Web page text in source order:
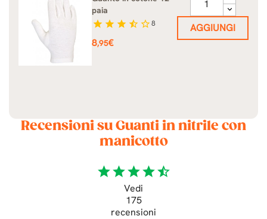
paia
star star star star_half star_border8
Prezzo
8,95€
AGGIUNGI
Recensioni su Guanti in nitrile con
manicotto
starstarstarstarstar_half
Vedi
175
recensioni